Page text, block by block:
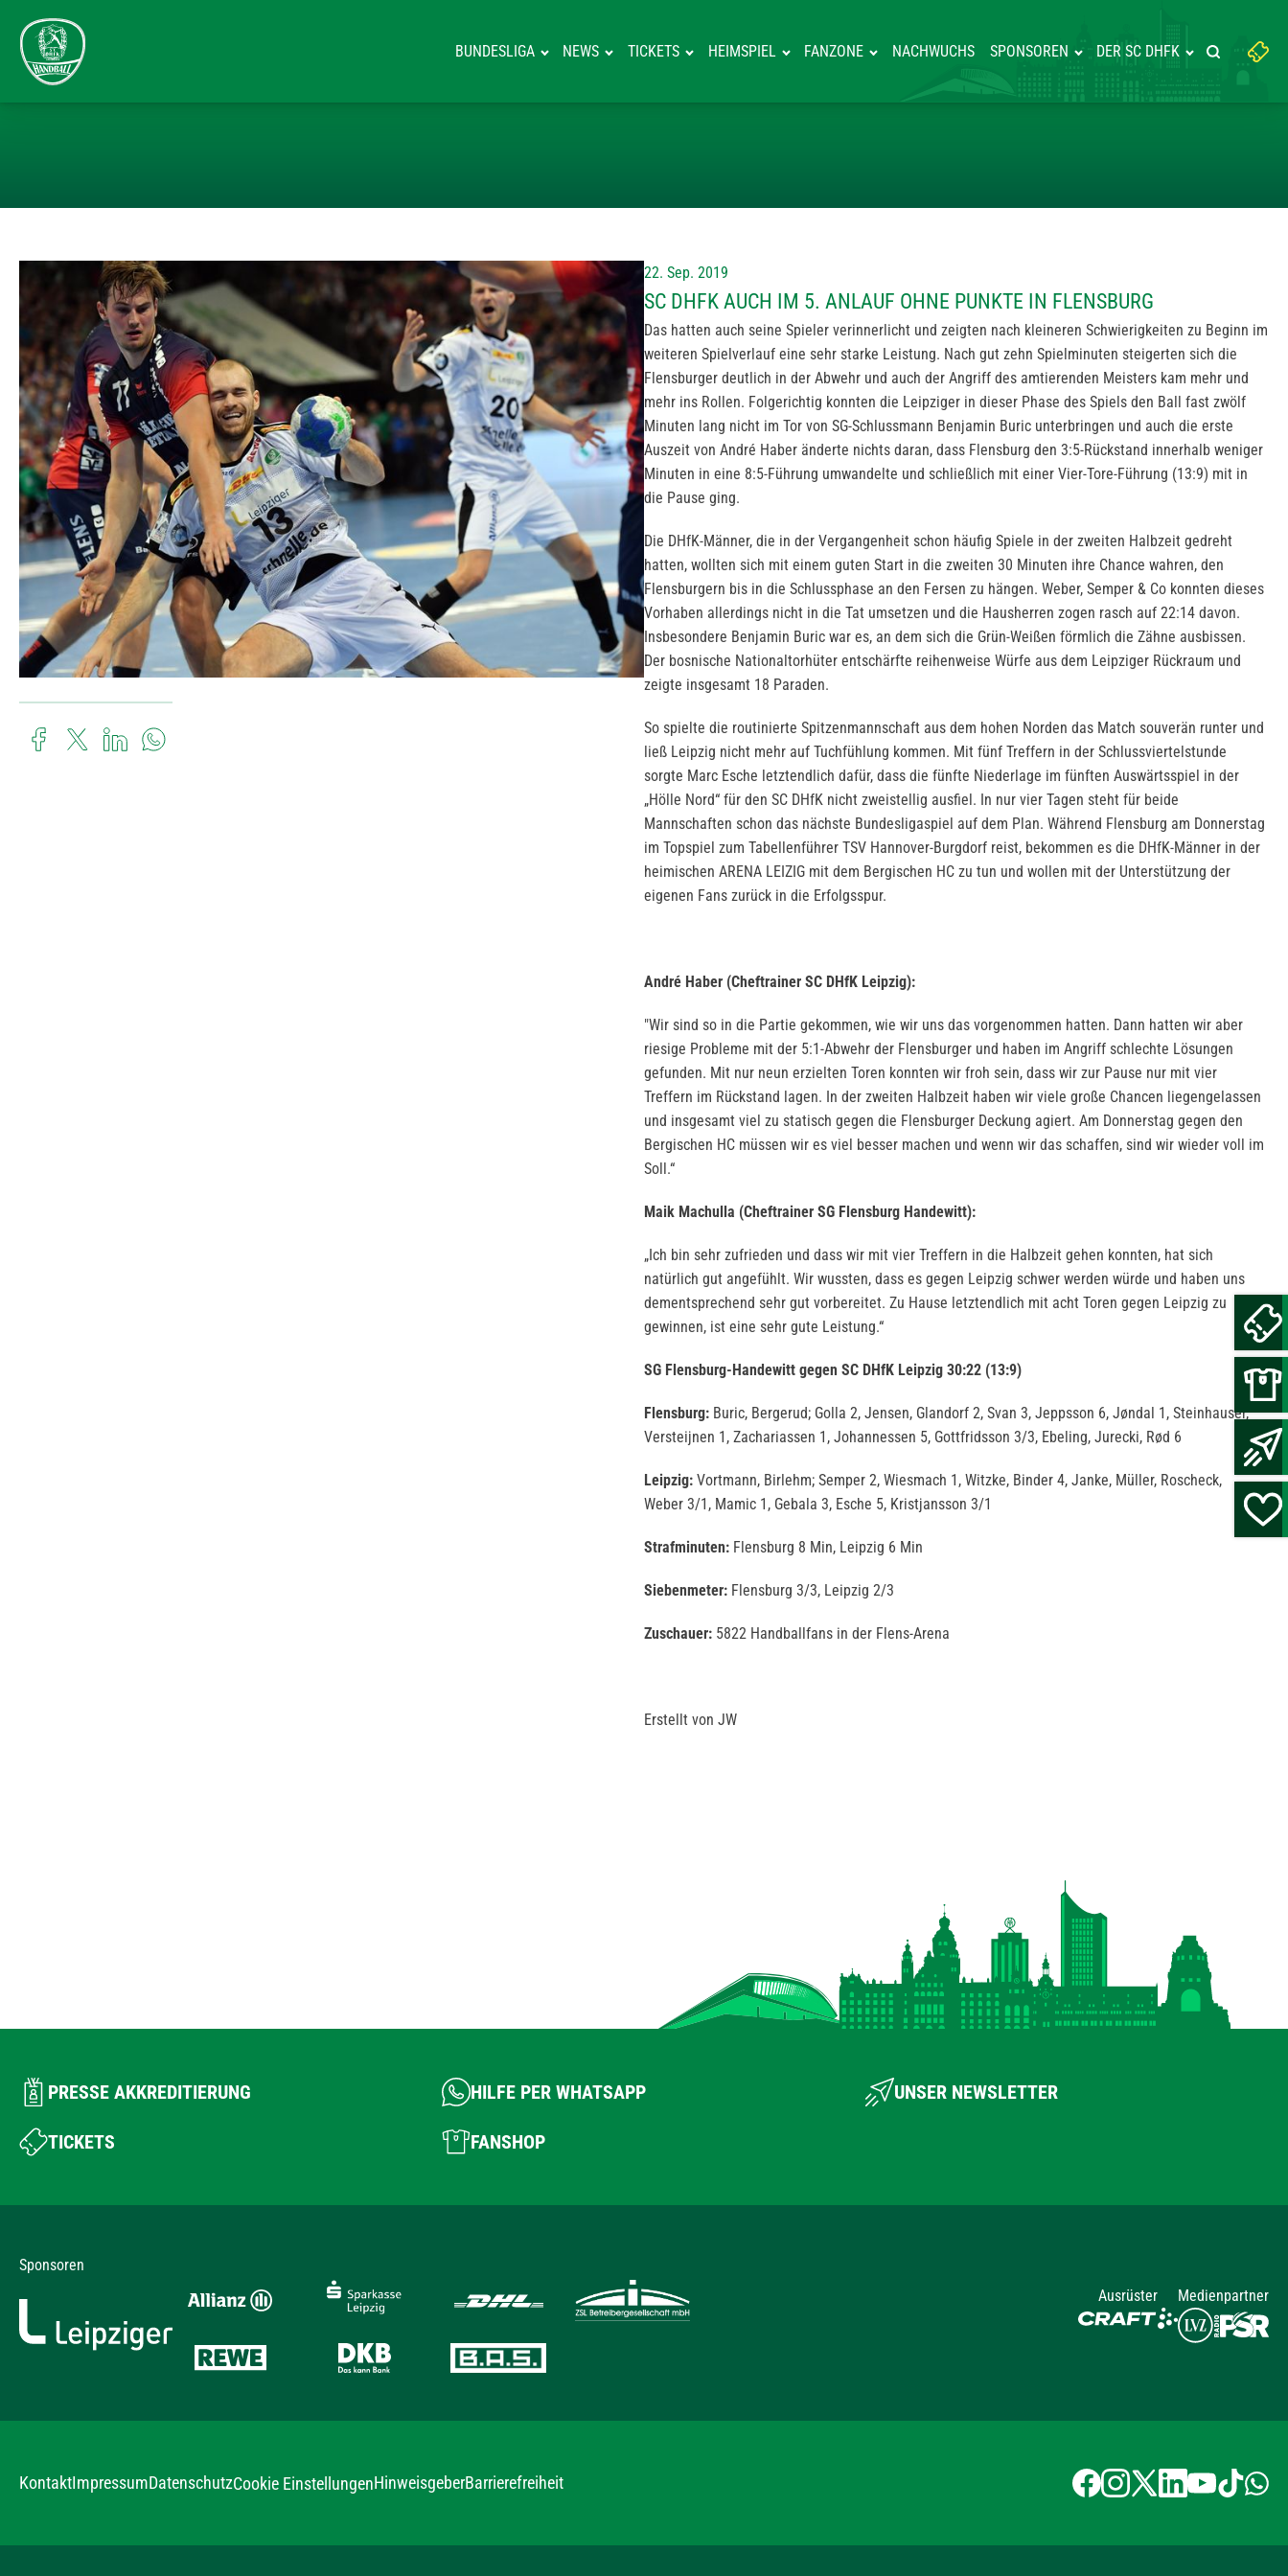
BUNDESLIGA NEWS TICKETS HEIMSPIEL FANZONE NACHWUCHS SPONSOREN DER SC DHFK
Suchbegriff
eingeben:
Suche
22. Sep. 2019
SC DHFK AUCH IM 5. ANLAUF OHNE PUNKTE IN FLENSBURG
Das hatten auch seine Spieler verinnerlicht und zeigten nach kleineren Schwierigkeiten zu Beginn im
weiteren Spielverlauf eine sehr starke Leistung. Nach gut zehn Spielminuten steigerten sich die
Flensburger deutlich in der Abwehr und auch der Angriff des amtierenden Meisters kam mehr und
mehr ins Rollen. Folgerichtig konnten die Leipziger in dieser Phase des Spiels den Ball fast zwölf
Minuten lang nicht im Tor von SG-Schlussmann Benjamin Buric unterbringen und auch die erste
Auszeit von André Haber änderte nichts daran, dass Flensburg den 3:5-Rückstand innerhalb weniger
Minuten in eine 8:5-Führung umwandelte und schließlich mit einer Vier-Tore-Führung (13:9) mit in
die Pause ging.
Die DHfK-Männer, die in der Vergangenheit schon häufig Spiele in der zweiten Halbzeit gedreht
hatten, wollten sich mit einem guten Start in die zweiten 30 Minuten ihre Chance wahren, den
Flensburgern bis in die Schlussphase an den Fersen zu hängen. Weber, Semper & Co konnten dieses
Vorhaben allerdings nicht in die Tat umsetzen und die Hausherren zogen rasch auf 22:14 davon.
Insbesondere Benjamin Buric war es, an dem sich die Grün-Weißen förmlich die Zähne ausbissen.
Der bosnische Nationaltorhüter entschärfte reihenweise Würfe aus dem Leipziger Rückraum und
zeigte insgesamt 18 Paraden.
So spielte die routinierte Spitzenmannschaft aus dem hohen Norden das Match souverän runter und
ließ Leipzig nicht mehr auf Tuchfühlung kommen. Mit fünf Treffern in der Schlussviertelstunde
sorgte Marc Esche letztendlich dafür, dass die fünfte Niederlage im fünften Auswärtsspiel in der
„Hölle Nord“ für den SC DHfK nicht zweistellig ausfiel. In nur vier Tagen steht für beide
Mannschaften schon das nächste Bundesligaspiel auf dem Plan. Während Flensburg am Donnerstag
im Topspiel zum Tabellenführer TSV Hannover-Burgdorf reist, bekommen es die DHfK-Männer in der
heimischen ARENA LEIZIG mit dem Bergischen HC zu tun und wollen mit der Unterstützung der
eigenen Fans zurück in die Erfolgsspur.
André Haber (Cheftrainer SC DHfK Leipzig):
"Wir sind so in die Partie gekommen, wie wir uns das vorgenommen hatten. Dann hatten wir aber
riesige Probleme mit der 5:1-Abwehr der Flensburger und haben im Angriff schlechte Lösungen
gefunden. Mit nur neun erzielten Toren konnten wir froh sein, dass wir zur Pause nur mit vier
Treffern im Rückstand lagen. In der zweiten Halbzeit haben wir viele große Chancen liegengelassen
und insgesamt viel zu statisch gegen die Flensburger Deckung agiert. Am Donnerstag gegen den
Bergischen HC müssen wir es viel besser machen und wenn wir das schaffen, sind wir wieder voll im
Soll.“
Maik Machulla (Cheftrainer SG Flensburg Handewitt):
„Ich bin sehr zufrieden und dass wir mit vier Treffern in die Halbzeit gehen konnten, hat sich
natürlich gut angefühlt. Wir wussten, dass es gegen Leipzig schwer werden würde und haben uns
dementsprechend sehr gut vorbereitet. Zu Hause letztendlich mit acht Toren gegen Leipzig zu
gewinnen, ist eine sehr gute Leistung.“
SG Flensburg-Handewitt gegen SC DHfK Leipzig 30:22 (13:9)
Flensburg: Buric, Bergerud; Golla 2, Jensen, Glandorf 2, Svan 3, Jeppsson 6, Jøndal 1, Steinhauser,
Versteijnen 1, Zachariassen 1, Johannessen 5, Gottfridsson 3/3, Ebeling, Jurecki, Rød 6
Leipzig: Vortmann, Birlehm; Semper 2, Wiesmach 1, Witzke, Binder 4, Janke, Müller, Roscheck,
Weber 3/1, Mamic 1, Gebala 3, Esche 5, Kristjansson 3/1
Strafminuten: Flensburg 8 Min, Leipzig 6 Min
Siebenmeter: Flensburg 3/3, Leipzig 2/3
Zuschauer: 5822 Handballfans in der Flens-Arena
Erstellt von JW
PRESSE AKKREDITIERUNG HILFE PER WHATSAPP UNSER NEWSLETTER
TICKETS FANSHOP
Sponsoren
Ausrüster
Medienpartner
KontaktImpressumDatenschutzCookie EinstellungenHinweisgeberBarrierefreiheit